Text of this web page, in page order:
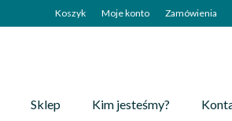
Koszyk Moje konto Zamówienia
Sklep Kim jesteśmy?